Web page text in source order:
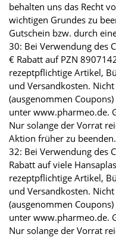
behalten uns das Recht
wichtigen Grundes zu
Gutschein bzw. durch
30: Bei Verwendung des
€ Rabatt auf PZN
rezeptpflichtige Artikel,
und Versandkosten.
(ausgenommen
unter www.pharmeo.de.
Nur solange der Vorrat
Aktion früher zu
32: Bei Verwendung des
Rabatt auf viele
rezeptpflichtige Artikel,
und Versandkosten.
(ausgenommen
unter www.pharmeo.de.
Nur solange der Vorrat